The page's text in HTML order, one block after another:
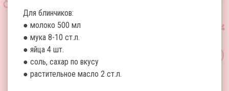
Для блинчиков:
● молоко 500 мл
● мука 8-10 ст.л.
● яйца 4 шт.
● соль, сахар по вкусу
● растительное масло 2 ст.л.